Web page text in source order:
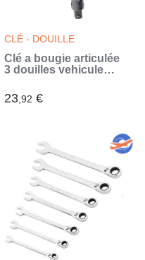
CLÉ - DOUILLE
Clé a bougie articulée
3 douilles vehicule
- AEG - antiglisse -
carré d'entraînement
23,92 €